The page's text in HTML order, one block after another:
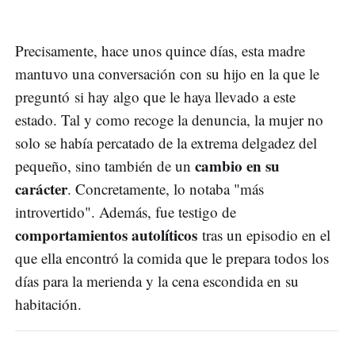
Precisamente, hace unos quince días, esta madre
mantuvo una conversación con su hijo en la que le
preguntó si hay algo que le haya llevado a este
estado. Tal y como recoge la denuncia, la mujer no
solo se había percatado de la extrema delgadez del
pequeño, sino también de un cambio en su
carácter. Concretamente, lo notaba "más
introvertido". Además, fue testigo de
comportamientos autolíticos tras un episodio en el
que ella encontró la comida que le prepara todos los
días para la merienda y la cena escondida en su
habitación.